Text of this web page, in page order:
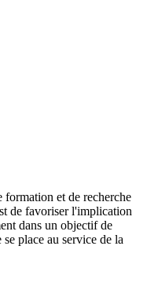
formation et de recherche
de favoriser l'implication
dans un objectif de
place au service de la